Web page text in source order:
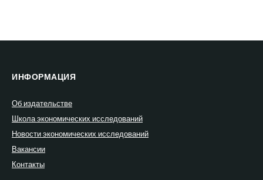
ИНФОРМАЦИЯ
Об издательстве
Школа экономических исследований
Новости экономических исследований
Вакансии
Контакты